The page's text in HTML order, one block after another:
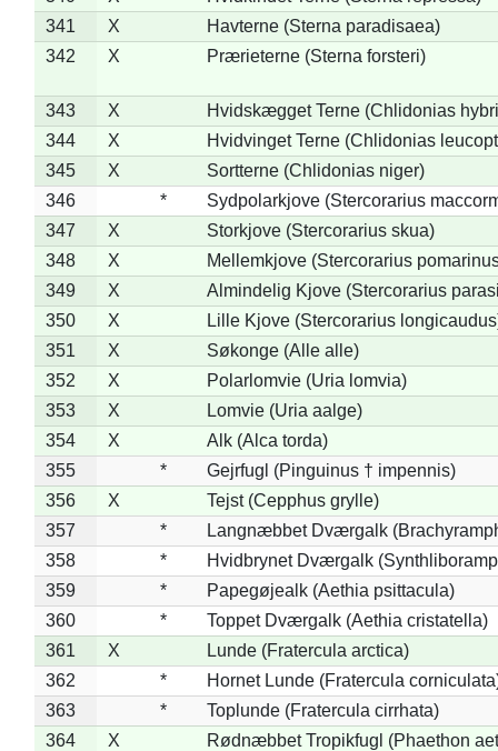
341
X
Havterne (Sterna paradisaea)
342
X Prærieterne (Sterna forsteri)
343 X
Hvidskægget Terne (Chlidonias
344
X
Hvidvinget Terne (Chlidonias
345
X
Sortterne (Chlidonias niger)
346
*
Sydpolarkjove (Stercorarius
347
X
Storkjove (Stercorarius skua)
348
X
Mellemkjove (Stercorarius
349
X
Almindelig Kjove (Stercorarius
350
X
Lille Kjove (Stercorarius
351
X
Søkonge (Alle alle)
352
X
Polarlomvie (Uria lomvia)
353
X
Lomvie (Uria aalge)
354
X
Alk (Alca torda)
355
*
Gejrfugl (Pinguinus † impennis)
356
X
Tejst (Cepphus grylle)
357
*
Langnæbbet Dværgalk
358
*
Hvidbrynet Dværgalk
359
*
Papegøjealk (Aethia psittacula)
360
*
Toppet Dværgalk (Aethia cristatella)
361
X
Lunde (Fratercula arctica)
362
*
Hornet Lunde (Fratercula
363
*
Toplunde (Fratercula cirrhata)
364
X
Rødnæbbet Tropikfugl (Phaethon